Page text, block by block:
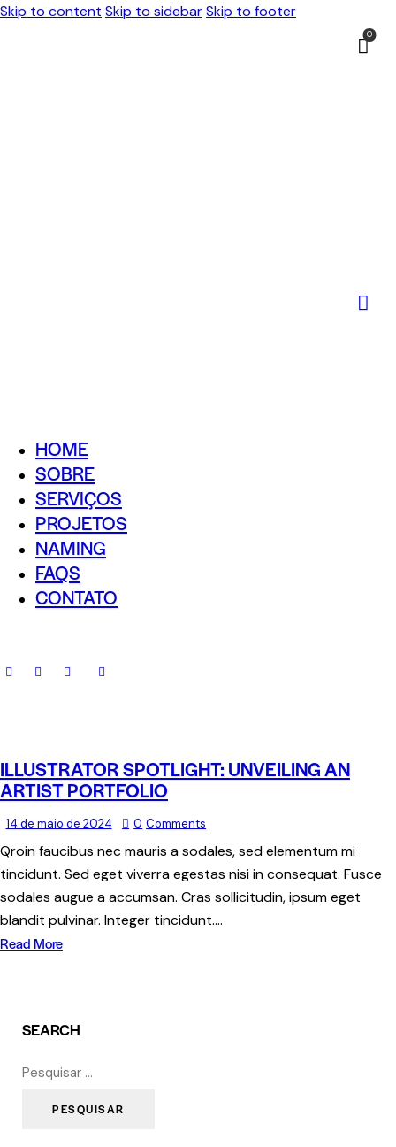
Skip to content Skip to sidebarSkip to footer
0
HOME
SOBRE
SERVIÇOS
PROJETOS
NAMING
FAQS
CONTATO
ILLUSTRATOR SPOTLIGHT: UNVEILING AN
ARTIST PORTFOLIO
14 de maio de 2024 0 Comments
Qroin faucibus nec mauris a sodales, sed elementum mi
tincidunt. Sed eget viverra egestas nisi in consequat. Fusce
sodales augue a accumsan. Cras sollicitudin, ipsum eget
blandit pulvinar. Integer tincidunt.…
Read More
SEARCH